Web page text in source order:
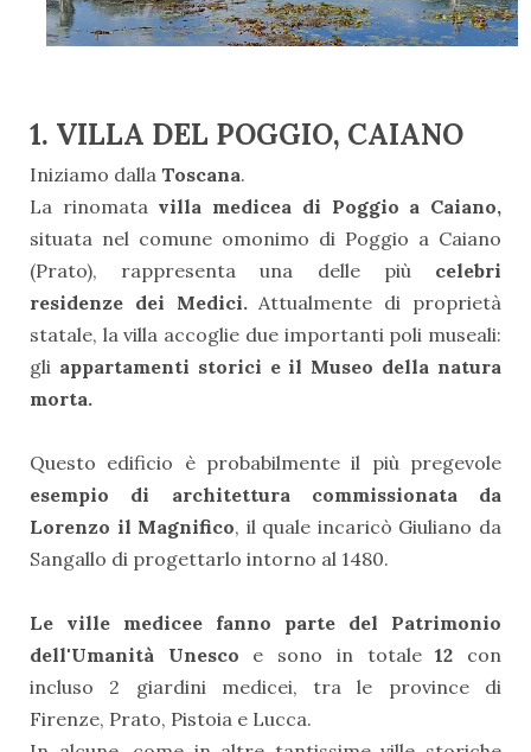
1. VILLA DEL POGGIO, CAIANO
Iniziamo dalla Toscana.
La rinomata villa medicea di Poggio a Caiano,
situata nel comune omonimo di Poggio a Caiano
(Prato), rappresenta una delle più celebri
residenze dei Medici.Attualmente di proprietà
statale, la villa accoglie due importanti poli museali:
gli appartamenti storici e il Museo della natura
morta.
Questo edificio è probabilmente il più pregevole
esempio di architettura commissionata da
Lorenzo il Magnifico, il quale incaricò Giuliano da
Sangallo di progettarlo intorno al 1480.
Le ville medicee fanno parte del Patrimonio
dell'Umanità Unesco e sono in totale12 con
incluso 2 giardini medicei, tra le province di
Firenze, Prato, Pistoia e Lucca.